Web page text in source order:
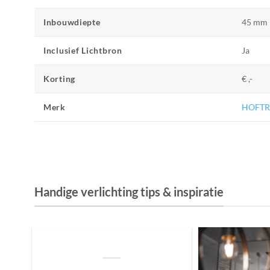
Inbouwdiepte 45 mm
Inclusief Lichtbron Ja
Korting € ,-
Merk
Handige verlichting tips & inspiratie